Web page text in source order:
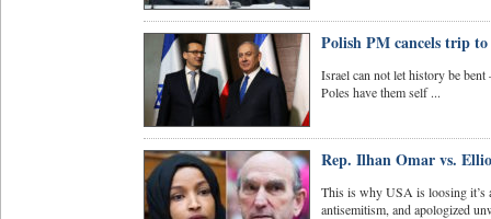
Polish PM cancels trip
Israel can not let history be
Poles have them self ...
Rep. Ilhan Omar vs.
This is why USA is loosing it’s
antisemitism, and apologized